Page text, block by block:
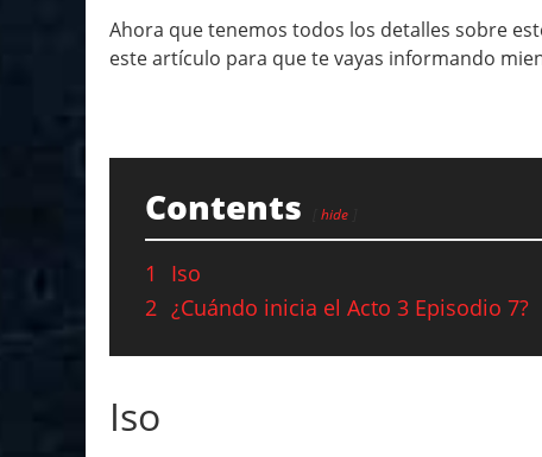
Ahora que tenemos todos los detalles sobre
este artículo para que te vayas informando
Contents hide
1
Iso
2 ¿Cuándo inicia el Acto 3 Episodio 7?
Iso